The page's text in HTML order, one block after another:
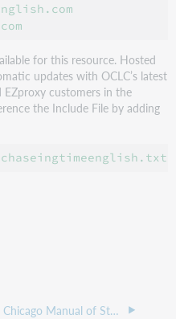
for this resource. Hosted
updates with OCLC’s latest
customers in the
the Include File by adding
Chicago Manual of Style Online